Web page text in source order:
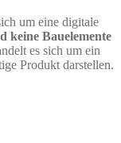
um eine digitale
keine Bauelemente
es sich um ein
Produkt darstellen.